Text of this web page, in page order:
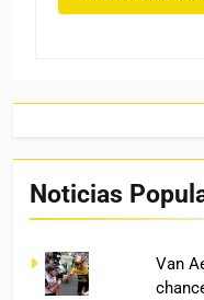
Noticias
Van